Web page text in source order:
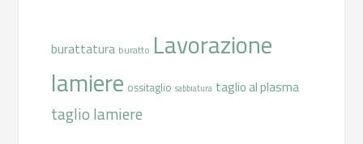
burattatura buratto Lavorazione
lamiere ossitaglio sabbiatura taglio al plasma
taglio lamiere